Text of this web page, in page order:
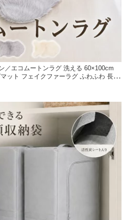
／エコムートンラグ 洗える 60×100cm
ット フェイクファーラグ ふわふわ 長毛
ソファ 椅子 ベッドサイド ラグマット